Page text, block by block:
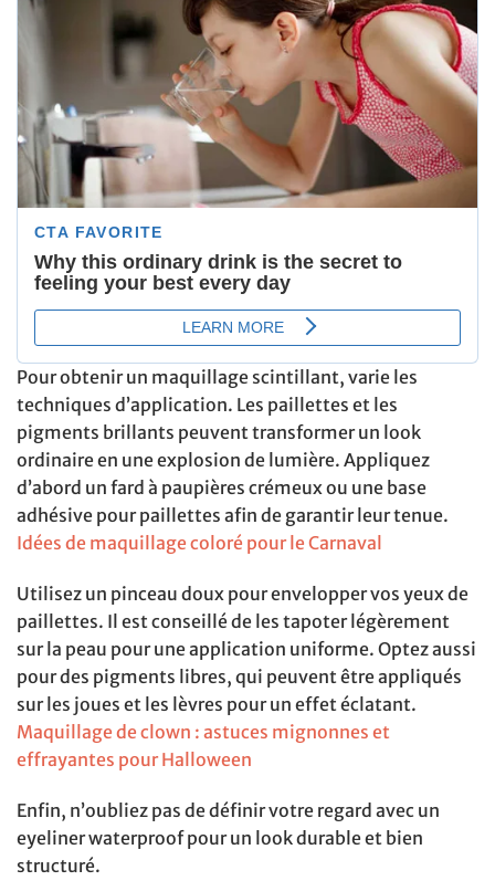
Pour obtenir un maquillage scintillant, varie les
techniques d’application. Les paillettes et les
pigments brillants peuvent transformer un look
ordinaire en une explosion de lumière. Appliquez
d’abord un fard à paupières crémeux ou une base
adhésive pour paillettes afin de garantir leur tenue.
Idées de maquillage coloré pour le Carnaval
Utilisez un pinceau doux pour envelopper vos yeux de
paillettes. Il est conseillé de les tapoter légèrement
sur la peau pour une application uniforme. Optez aussi
pour des pigments libres, qui peuvent être appliqués
sur les joues et les lèvres pour un effet éclatant.
Maquillage de clown : astuces mignonnes et
effrayantes pour Halloween
Enfin, n’oubliez pas de définir votre regard avec un
eyeliner waterproof pour un look durable et bien
structuré.